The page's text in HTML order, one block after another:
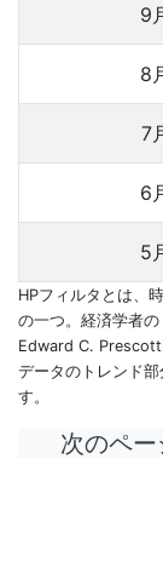
9
8
7
6
5
HPフィルタとは、
の一つ。経済学者
Edward C. Prescott
データのトレンド
す。
次のペー